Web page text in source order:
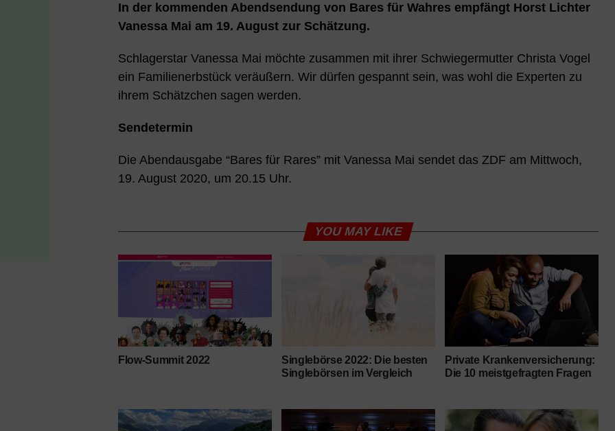
In der kommenden Abendsendung von Bares für Wahres empfängt Horst Lichter
Vanessa Mai am 19. August zur Schätzung.
Schlagerstar Vanessa Mai möchte zusammen mit ihrer Schwiegermutter Christa Vogel
ein Familienerbstück veräußern. Wir dürfen gespannt sein, was wohl die Experten zu
ihrem Schätzchen sagen werden.
Sendetermin
Die Abendausgabe “Bares für Rares” mit Vanessa Mai sendet das ZDF am Mittwoch,
19. August 2020, um 20.15 Uhr.
YOU MAY LIKE
Flow-Summit 2022
Singlebörse 2022: Die besten
Singlebörsen im Vergleich
Private Krankenversicherung:
Die 10 meistgefragten Fragen